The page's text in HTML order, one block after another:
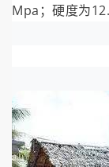
Mpa；硬度为